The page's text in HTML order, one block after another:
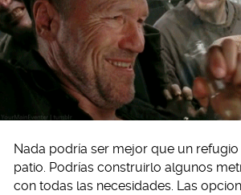
Nada podría ser mejor que un
patio. Podrías construirlo algunos
con todas las necesidades. Las